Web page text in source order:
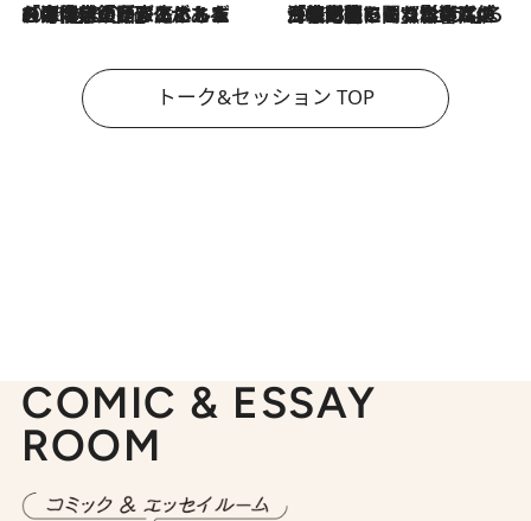
2026.8.3
「今後値上げがあるとすれば…」「リスクがあるのは今年の冬」エネルギー専門家が語る、ホルムズ海峡封鎖が家庭にもたらす“ある心配” 2026.8.3
「住宅建てられない…」「サーチャージ料の高値が続いている」ホルムズ海峡封鎖による影響はいつまで続く？《エネルギー専門家に聞く“どうなる日本の暮らし”》
トーク&セッション TOP
COMIC & ESSAY
ROOM